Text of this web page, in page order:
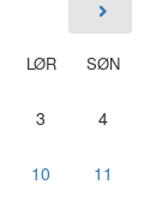
LØR SØN
3 4
10 11